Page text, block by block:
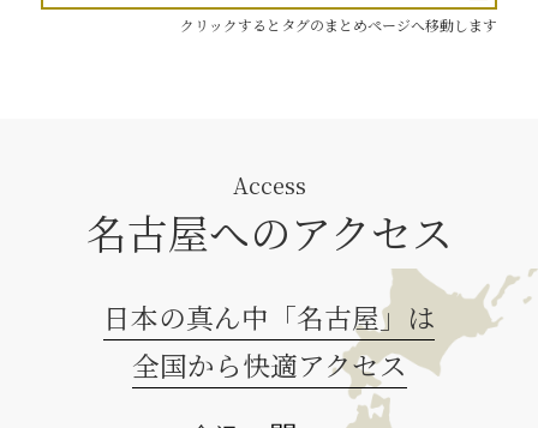
クリックするとタグのまとめページへ移動します
Access
名古屋へのアクセス
日本の真ん中「名古屋」は
全国から快適アクセス